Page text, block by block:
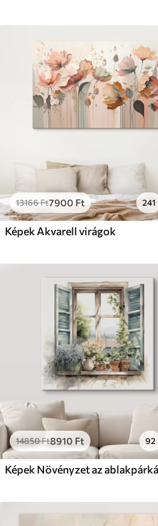
13166Ft7900 Ft 241
Képek Akvarell virágok
14850Ft8910 Ft 92